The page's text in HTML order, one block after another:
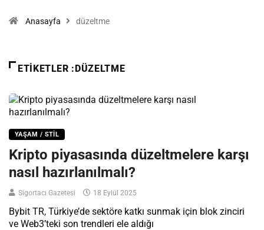
Anasayfa düzeltme
ETIKETLER :DÜZELTME
YAŞAM / STIL
Kripto piyasasında düzeltmelere karşı
nasıl hazırlanılmalı?
Sigortacı Gazetesi 18 Eylül 2025
Bybit TR, Türkiye’de sektöre katkı sunmak için blok zinciri
ve Web3’teki son trendleri ele aldığı